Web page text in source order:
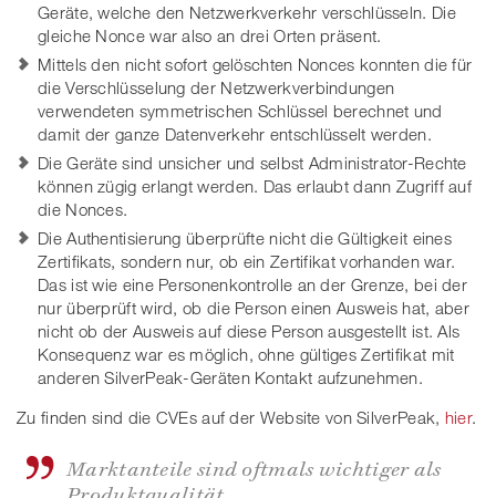
Geräte, welche den Netzwerkverkehr verschlüsseln. Die
gleiche Nonce war also an drei Orten präsent.
Mittels den nicht sofort gelöschten Nonces konnten die für
die Verschlüsselung der Netzwerkverbindungen
verwendeten symmetrischen Schlüssel berechnet und
damit der ganze Datenverkehr entschlüsselt werden.
Die Geräte sind unsicher und selbst Administrator-Rechte
können zügig erlangt werden. Das erlaubt dann Zugriff auf
die Nonces.
Die Authentisierung überprüfte nicht die Gültigkeit eines
Zertifikats, sondern nur, ob ein Zertifikat vorhanden war.
Das ist wie eine Personenkontrolle an der Grenze, bei der
nur überprüft wird, ob die Person einen Ausweis hat, aber
nicht ob der Ausweis auf diese Person ausgestellt ist. Als
Konsequenz war es möglich, ohne gültiges Zertifikat mit
anderen SilverPeak-Geräten Kontakt aufzunehmen.
Zu finden sind die CVEs auf der Website von SilverPeak, hier.
Marktanteile sind oftmals wichtiger als